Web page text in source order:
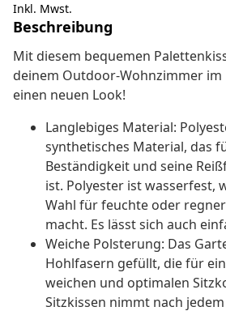
Inkl. Mwst.
Beschreibung
Mit diesem bequemen
deinem Outdoor-Wohnzimmer
einen neuen Look!
Langlebiges Material:
synthetisches Material, das
Beständigkeit und seine
ist. Polyester ist wasserfest,
Wahl für feuchte oder
macht. Es lässt sich auch
Weiche Polsterung: Das
Hohlfasern gefüllt, die für
weichen und optimalen
Sitzkissen nimmt nach